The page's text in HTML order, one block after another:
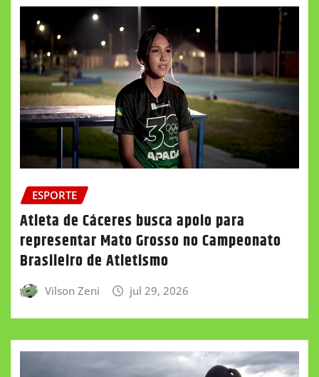
ESPORTE
Atleta de Cáceres busca apoio para
representar Mato Grosso no Campeonato
Brasileiro de Atletismo
Vilson Zeni jul 29, 2026